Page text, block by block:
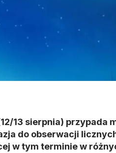
13 sierpnia) przypada
do obserwacji
w tym terminie w